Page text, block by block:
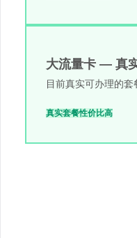
大流量卡 — 真
目前真实可办理的套
真实套餐性价比高